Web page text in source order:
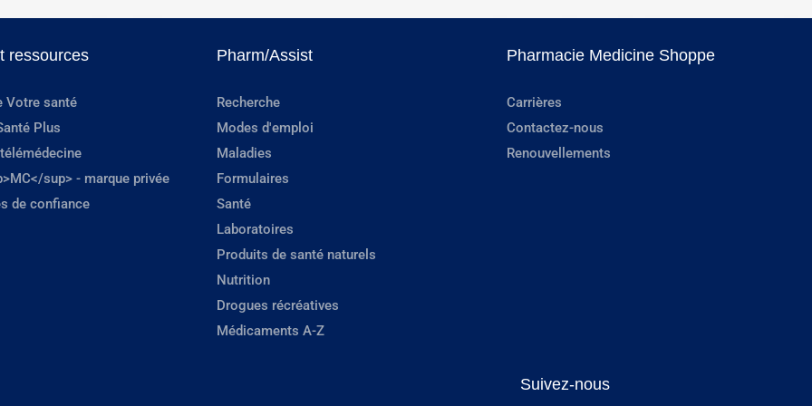
ressources
Votre santé
Plus
sup> - marque privée
de confiance
Pharm/Assist
Recherche
Modes d'emploi
Maladies
Formulaires
Santé
Laboratoires
Produits de santé naturels
Nutrition
Drogues récréatives
Médicaments A-Z
Pharmacie Medicine Shoppe
Carrières
Contactez-nous
Renouvellements
Suivez-nous